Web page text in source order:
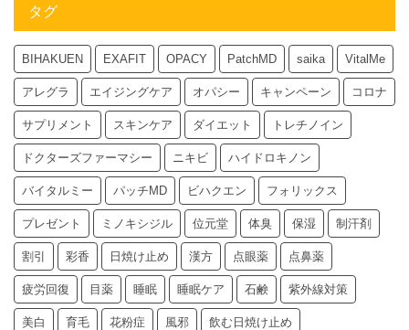
タグ
BIHAKUEN EXAFIT OPACY PatchMD saika VitalMe
アレグラ エイジングケア オパシー キャンペーン コロナ
サプリメント スキンケア ダイエット トレチノイン
ドクターズファーマシー ニキビ ハイドロキノン
バイタルミー パッチMD ビハクエン フォリックス
プレゼント ミノキシジル 位元堂 体臭 保湿 制汗剤
割引 彩香 日焼け止め 漢方 点眼薬 点鼻薬
疲労回復 目薬 睡眠 睡眠ケア 石鹸 紫外線対策
美白 育毛 花粉症 風邪 飲む日焼け止め